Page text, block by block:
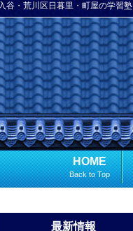
谷・荒川区日暮里・町屋の学習
HOME
Back to Top
最新情報